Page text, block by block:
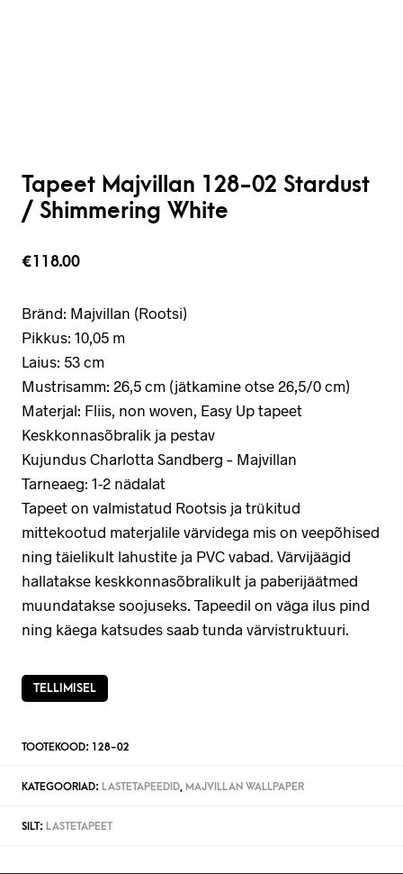
Tapeet Majvillan 128-02 Stardust
/ Shimmering White
€118.00
Bränd: Majvillan (Rootsi)
Pikkus: 10,05 m
Laius: 53 cm
Mustrisamm: 26,5 cm (jätkamine otse 26,5/0 cm)
Materjal: Fliis, non woven, Easy Up tapeet
Keskkonnasõbralik ja pestav
Kujundus Charlotta Sandberg – Majvillan
Tarneaeg: 1-2 nädalat
Tapeet on valmistatud Rootsis ja trükitud
mittekootud materjalile värvidega mis on veepõhised
ning täielikult lahustite ja PVC vabad. Värvijäägid
hallatakse keskkonnasõbralikult ja paberijäätmed
muundatakse soojuseks. Tapeedil on väga ilus pind
ning käega katsudes saab tunda värvistruktuuri.
TELLIMISEL
TOOTEKOOD: 128-02
KATEGOORIAD: LASTETAPEEDID, MAJVILLAN WALLPAPER
SILT: LASTETAPEET